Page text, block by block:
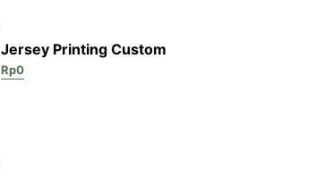
Jersey Printing Custom
Rp0